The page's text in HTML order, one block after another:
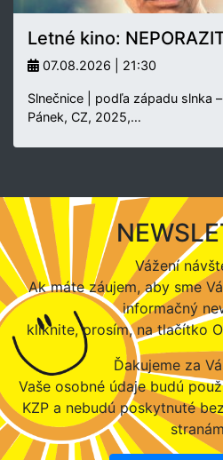
Letné kino:
07.08.2026 | 21:30
Slnečnice | podľa západu slnka
Pánek, CZ, 2025,…
Vážení
Ak máte záujem, aby sme
informačný
kliknite, prosím, na tlačítko
Ďakujeme za
Vaše osobné údaje budú
KZP a nebudú poskytnuté